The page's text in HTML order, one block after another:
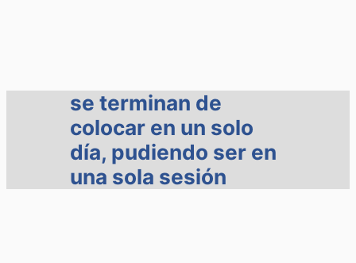
se terminan de
colocar en un solo
día, pudiendo ser en
una sola sesión